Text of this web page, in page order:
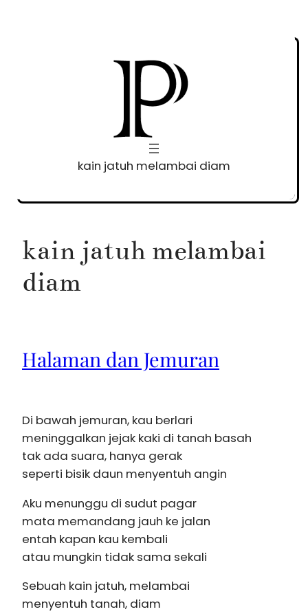
kain jatuh melambai diam
kain jatuh melambai
diam
Halaman dan Jemuran
Di bawah jemuran, kau berlari
meninggalkan jejak kaki di tanah basah
tak ada suara, hanya gerak
seperti bisik daun menyentuh angin
Aku menunggu di sudut pagar
mata memandang jauh ke jalan
entah kapan kau kembali
atau mungkin tidak sama sekali
Sebuah kain jatuh, melambai
menyentuh tanah, diam